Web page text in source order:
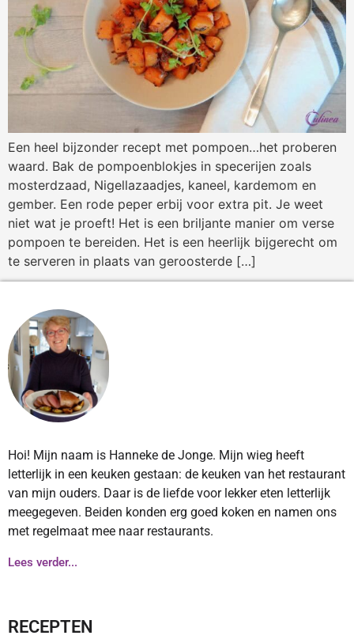
Een heel bijzonder recept met pompoen…het proberen
waard. Bak de pompoenblokjes in specerijen zoals
mosterdzaad, Nigellazaadjes, kaneel, kardemom en
gember. Een rode peper erbij voor extra pit. Je weet
niet wat je proeft! Het is een briljante manier om verse
pompoen te bereiden. Het is een heerlijk bijgerecht om
te serveren in plaats van geroosterde […]
Hoi! Mijn naam is Hanneke de Jonge. Mijn wieg heeft
letterlijk in een keuken gestaan: de keuken van het restaurant
van mijn ouders. Daar is de liefde voor lekker eten letterlijk
meegegeven. Beiden konden erg goed koken en namen ons
met regelmaat mee naar restaurants.
Lees verder...
RECEPTEN